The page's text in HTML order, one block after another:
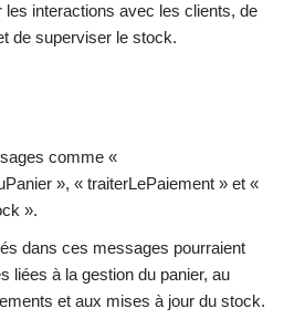
les interactions avec les clients, de
de superviser le stock.
comme «
», « traiterLePaiement » et «
».
dans ces messages pourraient
liées à la gestion du panier, au
et aux mises à jour du stock.